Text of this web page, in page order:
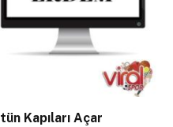
Kapıları Açar